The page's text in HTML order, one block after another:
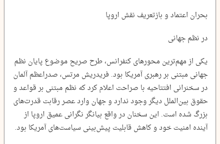
بحران اعتماد و بازتعریف نقش اروپا
در نظم جهانی
یکی از مهم‌ترین محورهای کنفرانس، طرح صریح موضوع پایان نظم
جهانی مبتنی بر رهبری آمریکا بود. فریدریش مرتس، صدراعظم آلمان
در سخنرانی افتتاحیه با صراحت اعلام کرد که نظم مبتنی بر قواعد و
حقوق بین‌الملل دیگر وجود ندارد و جهان وارد عصر رقابت قدرت‌های
بزرگ شده است. این سخنان در واقع بیانگر نگرانی عمیق اروپا از
آینده امنیت خود و کاهش قابلیت پیش‌بینی سیاست‌های آمریکا بود.